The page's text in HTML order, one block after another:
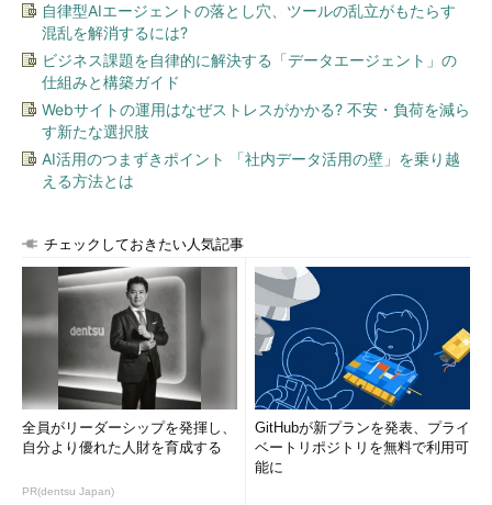
自律型AIエージェントの落とし穴、ツールの乱立がもたらす
混乱を解消するには?
ビジネス課題を自律的に解決する「データエージェント」の
仕組みと構築ガイド
Webサイトの運用はなぜストレスがかかる? 不安・負荷を減ら
す新たな選択肢
AI活用のつまずきポイント 「社内データ活用の壁」を乗り越
える方法とは
チェックしておきたい人気記事
全員がリーダーシップを発揮し、
自分より優れた人財を育成する
PR(dentsu Japan)
GitHubが新プランを発表、プライ
ベートリポジトリを無料で利用可
能に